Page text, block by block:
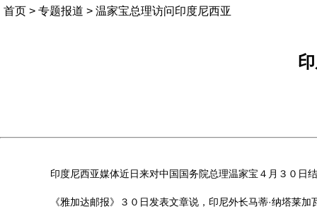
首页 > 专题报道 > 温家宝总理访问印度尼西亚
印度尼西亚媒体近日来对中国国务院总理温家宝４月３０日
《雅加达邮报》３０日发表文章说，印尼外长马蒂·纳塔莱加